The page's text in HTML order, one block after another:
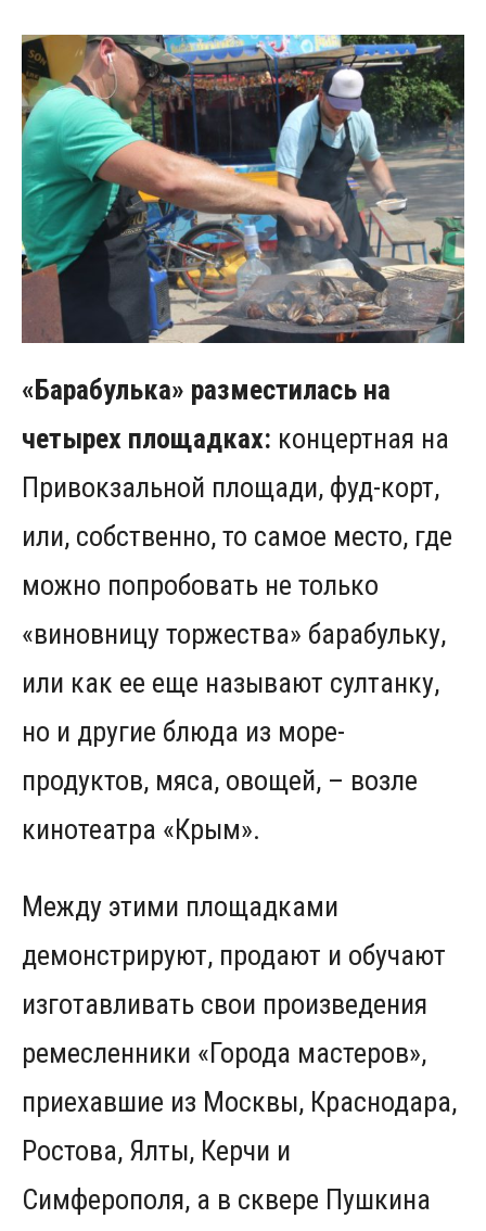
«Барабулька» разместилась на
четырех площадках: концертная на
Привокзальной площади, фуд-корт,
или, собственно, то самое место, где
можно попробовать не только
«виновницу торжества» барабульку,
или как ее еще называют султанку,
но и другие блюда из море-
продуктов, мяса, овощей, – возле
кинотеатра «Крым».
Между этими площадками
демонстрируют, продают и обучают
изготавливать свои произведения
ремесленники «Города мастеров»,
приехавшие из Москвы, Краснодара,
Ростова, Ялты, Керчи и
Симферополя, а в сквере Пушкина